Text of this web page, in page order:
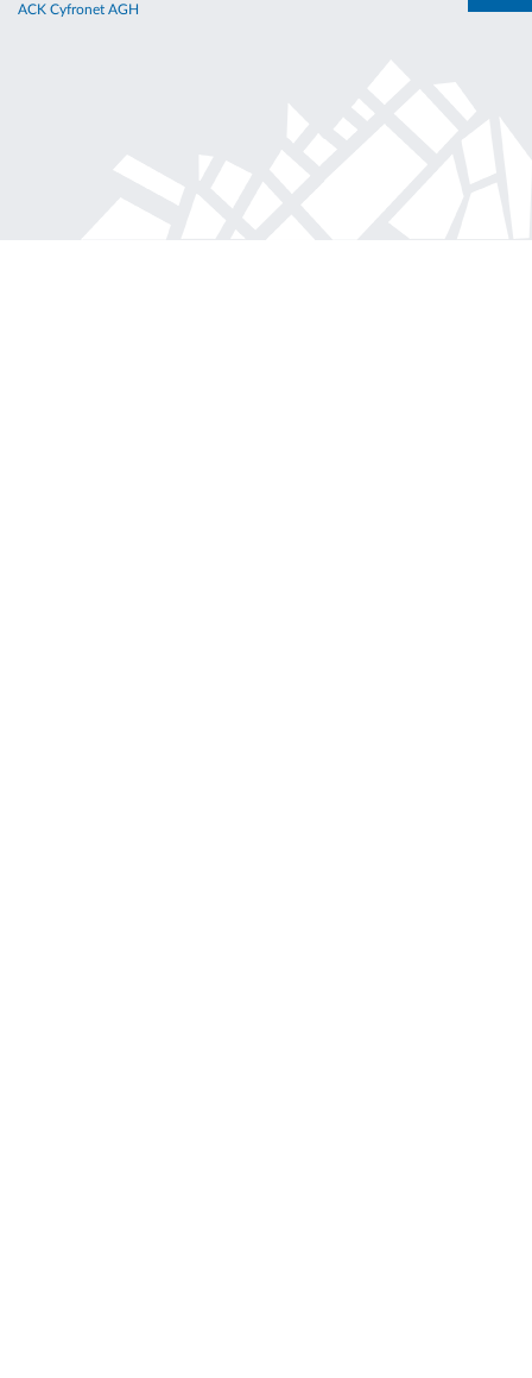
ACK Cyfronet AGH